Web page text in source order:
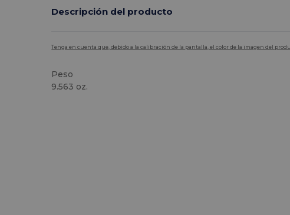
Descripción del producto
Tenga en cuenta que, debido a la calibración de la pantalla, el color de la imagen del
Peso
9.563 oz.